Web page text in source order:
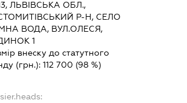
ЛЬВІВСЬКА ОБЛ.,
Р-Н, СЕЛО
ВОДА, ВУЛ.ОЛЕСЯ,
1
внеску до статутного
(грн.): 112 700 (98 %)